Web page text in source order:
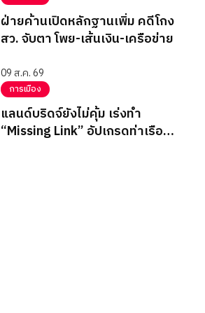
ฝ่ายค้านเปิดหลักฐานเพิ่ม คดีโกง
สว. จับตา โพย-เส้นเงิน-เครือข่าย
09 ส.ค. 69
การเมือง
แลนด์บริดจ์ยังไม่คุ้ม เร่งทำ
“Missing Link” อัปเกรดท่าเรือ